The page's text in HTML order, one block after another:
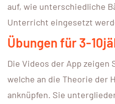
auf, wie unterschiedliche
Unterricht eingesetzt
Übungen für 3-
Die Videos der App zeigen
welche an die Theorie der
anknüpfen. Sie